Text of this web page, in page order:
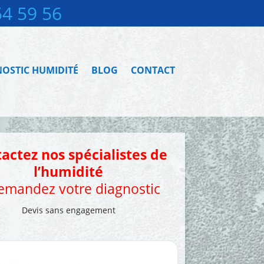
59 56
HUMIDITÉ BLOG CONTACT
nos spécialistes de
l’humidité
votre diagnostic
Devis sans engagement